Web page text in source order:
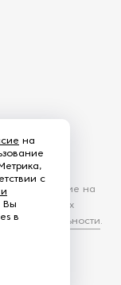
согласие на
.
на
с
Вы
в